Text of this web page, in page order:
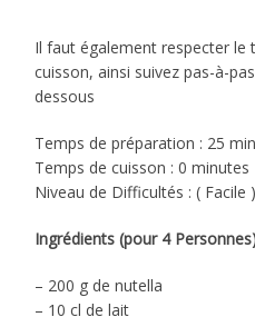
Il faut également respecter
cuisson, ainsi suivez pas-à-
dessous
Temps de préparation : 25
Temps de cuisson : 0 minutes
Niveau de Difficultés : ( Facile )
Ingrédients (pour 4
– 200 g de nutella
– 10 cl de lait